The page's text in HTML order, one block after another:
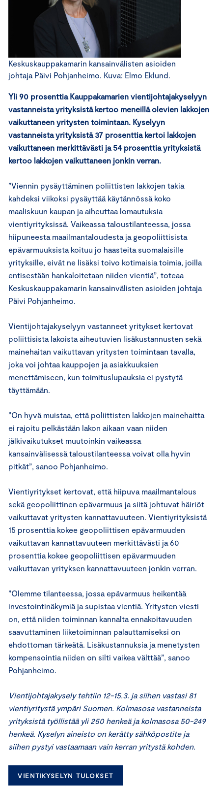
Keskuskauppakamarin kansainvälisten asioiden
johtaja Päivi Pohjanheimo. Kuva: Elmo Eklund.
Yli 90 prosenttia Kauppakamarien vientijohtajakyselyyn
vastanneista yrityksistä kertoo meneillä olevien lakkojen
vaikuttaneen yritysten toimintaan. Kyselyyn
vastanneista yrityksistä 37 prosenttia kertoi lakkojen
vaikuttaneen merkittävästi ja 54 prosenttia yrityksistä
kertoo lakkojen vaikuttaneen jonkin verran.
”Viennin pysäyttäminen poliittisten lakkojen takia
kahdeksi viikoksi pysäyttää käytännössä koko
maaliskuun kaupan ja aiheuttaa lomautuksia
vientiyrityksissä. Vaikeassa taloustilanteessa, jossa
hiipuneesta maailmantaloudesta ja geopoliittisista
epävarmuuksista koituu jo haasteita suomalaisille
yrityksille, eivät ne lisäksi toivo kotimaisia toimia, joilla
entisestään hankaloitetaan niiden vientiä”, toteaa
Keskuskauppakamarin kansainvälisten asioiden johtaja
Päivi Pohjanheimo.
Vientijohtajakyselyyn vastanneet yritykset kertovat
poliittisista lakoista aiheutuvien lisäkustannusten sekä
mainehaitan vaikuttavan yritysten toimintaan tavalla,
joka voi johtaa kauppojen ja asiakkuuksien
menettämiseen, kun toimituslupauksia ei pystytä
täyttämään.
”On hyvä muistaa, että poliittisten lakkojen mainehaitta
ei rajoitu pelkästään lakon aikaan vaan niiden
jälkivaikutukset muutoinkin vaikeassa
kansainvälisessä taloustilanteessa voivat olla hyvin
pitkät”, sanoo Pohjanheimo.
Vientiyritykset kertovat, että hiipuva maailmantalous
sekä geopoliittinen epävarmuus ja siitä johtuvat häiriöt
vaikuttavat yritysten kannattavuuteen. Vientiyrityksistä
15 prosenttia kokee geopoliittisen epävarmuuden
vaikuttavan kannattavuuteen merkittävästi ja 60
prosenttia kokee geopoliittisen epävarmuuden
vaikuttavan yrityksen kannattavuuteen jonkin verran.
”Olemme tilanteessa, jossa epävarmuus heikentää
investointinäkymiä ja supistaa vientiä. Yritysten viesti
on, että niiden toiminnan kannalta ennakoitavuuden
saavuttaminen liiketoiminnan palauttamiseksi on
ehdottoman tärkeätä. Lisäkustannuksia ja menetysten
kompensointia niiden on silti vaikea välttää”, sanoo
Pohjanheimo.
Vientijohtajakysely tehtiin 12-15.3. ja siihen vastasi 81
vientiyritystä ympäri Suomen. Kolmasosa vastanneista
yrityksistä työllistää yli 250 henkeä ja kolmasosa 50-249
henkeä. Kyselyn aineisto on kerätty sähköpostite ja
siihen pystyi vastaamaan vain kerran yritystä kohden.
VIENTIKYSELYN TULOKSET